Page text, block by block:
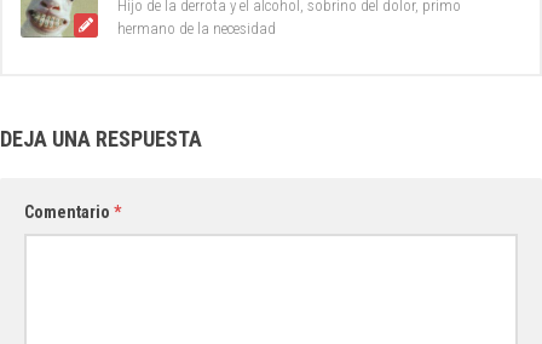
Hijo de la derrota y el alcohol, sobrino del dolor, primo
hermano de la necesidad
DEJA UNA RESPUESTA
Comentario *